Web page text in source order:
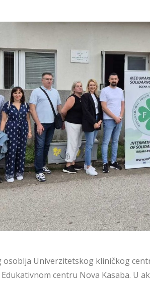
osoblja Univerzitetskog kliničkog
centru Nova Kasaba. U